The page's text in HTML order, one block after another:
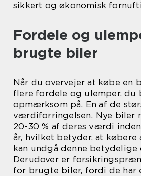
sikkert og økonomisk
Fordele og
brugte biler
Når du overvejer at købe en
flere fordele og ulemper, du
opmærksom på. En af de
værdiforringelsen. Nye biler
20-30 % af deres værdi
år, hvilket betyder, at
kan undgå denne betydelige
Derudover er
for brugte biler, fordi de har